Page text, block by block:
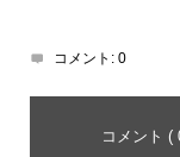
コメント: 0
コメント (